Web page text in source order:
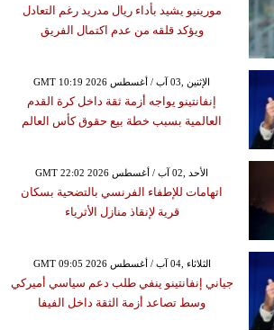
مورينيو يشيد بأداء ريال مدريد رغم التعادل
ويؤكد قلقه من عدم اكتمال الفريق
GMT 10:19 2026 الإثنين ,03 آب / أغسطس
إنفانتينو يواجه أزمة ثقة داخل كرة القدم
العالمية بسبب خطة بيع حقوق كأس العالم
GMT 22:02 2026 الأحد ,02 آب / أغسطس
اتهامات للإطفاء الفرنسي بالتضحية بسكان
قرية لإنقاذ منازل الأثرياء
GMT 09:05 2026 الثلاثاء ,04 آب / أغسطس
جياني إنفانتينو ينفي طلب دعم سياسي أميركي
وسط تصاعد أزمة الثقة داخل الفيفا